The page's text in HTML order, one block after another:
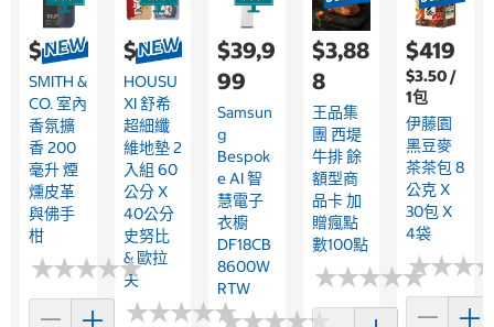
$499
SMITH &
CO. 室內
香氛擴
香 200
毫升 煙
燻皮革
與佛手
柑
★★★★★
★★★★★
$689
HOUSU
XI 舒希
超細纖
維地墊 2
入組 60
公分 X
40公分
史努比
& 歐拉
夫
★★★★★
★★★★★
$39,9
99
Samsun
G
Bespok
E AI 智
慧電子
衣櫥
DF18CB
8600W
RTW
$3,88
8
王品集
團 西堤
牛排 餘
額型商
品卡 加
贈瘋點
數100點
★★★★★
★★★★★
$419
$3.50 /
1包
伊藤園
黑豆麥
茶茶包 8
公克 X
30包 X
4袋
★★★
★★★